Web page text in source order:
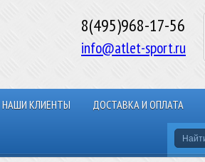
8(495)968-17-56
info@atlet-sport.ru
НАШИ КЛИЕНТЫ ДОСТАВКА И ОПЛАТА